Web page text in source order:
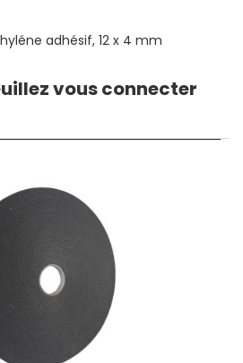
adhésif, 12 x 4 mm
vous connecter